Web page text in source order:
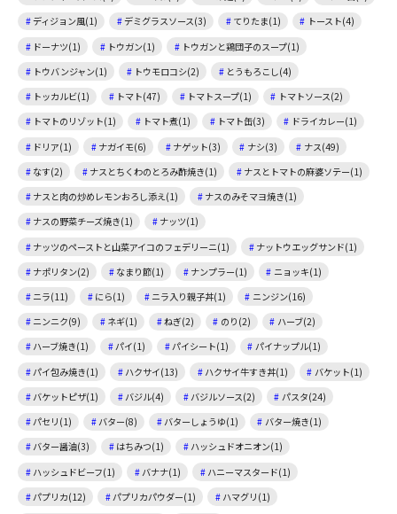
ディジョン風(1)
デミグラスソース(3) てりたま(1)
トースト(4)
ドーナツ(1)
トウガン(1)
トウガンと鶏団子のスープ(1)
トウバンジャン(1)
トウモロコシ(2)
とうもろこし(4)
トッカルビ(1)
トマト(47) トマトスープ(1)
トマトソース(2)
トマトのリゾット(1)
トマト煮(1) トマト缶(3)
ドライカレー(1)
ドリア(1)
ナガイモ(6) ナゲット(3) ナシ(3)
ナス(49)
なす(2)
ナスとちくわのとろみ酢焼き(1)
ナスとトマトの麻婆ソテー(1)
ナスと肉の炒めレモンおろし添え(1)
ナスのみそマヨ焼き(1)
ナスの野菜チーズ焼き(1)
ナッツ(1)
ナッツのペーストと山菜アイコのフェデリーニ(1)
ナットウエッグサンド(1)
ナポリタン(2)
なまり節(1) ナンプラー(1)
ニョッキ(1)
ニラ(11)
にら(1) ニラ入り親子丼(1)
ニンジン(16)
ニンニク(9)
ネギ(1) ねぎ(2) のり(2)
ハーブ(2)
ハーブ焼き(1)
パイ(1) パイシート(1)
パイナップル(1)
パイ包み焼き(1)
ハクサイ(13) ハクサイ牛すき丼(1)
バケット(1)
バケットピザ(1)
バジル(4) バジルソース(2)
パスタ(24)
パセリ(1)
バター(8) バターしょうゆ(1)
バター焼き(1)
バター醤油(3)
はちみつ(1)
ハッシュドオニオン(1)
ハッシュドビーフ(1)
バナナ(1)
ハニーマスタード(1)
パプリカ(12)
パプリカパウダー(1)
ハマグリ(1)